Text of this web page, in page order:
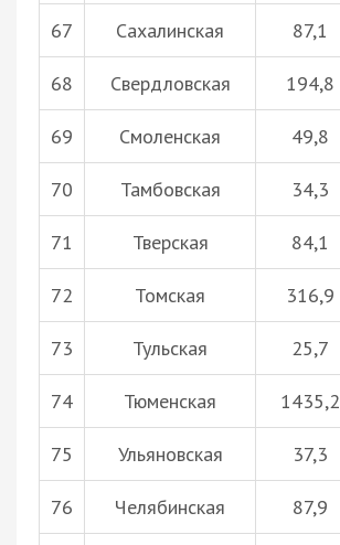
67 Сахалинская 87,1
68 Свердловская 194,8
69 Смоленская 49,8
70 Тамбовская 34,3
71 Тверская 84,1
72 Томская 316,9
73 Тульская 25,7
74 Тюменская 1435,2
75 Ульяновская 37,3
76 Челябинская 87,9